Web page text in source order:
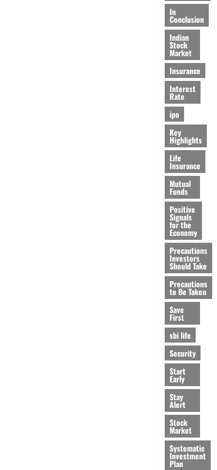
In
Conclusion
Indian
Stock
Market
Insurance
Interest
Rate
ipo
Key
Highlights
Life
Insurance
Mutual
Funds
Positive
Signals
for the
Economy
Precautions
Investors
Should Take
Precautions
to Be Taken
Save
First
sbi life
Security
Start
Early
Stay
Alert
Stock
Market
Systematic
Investment
Plan